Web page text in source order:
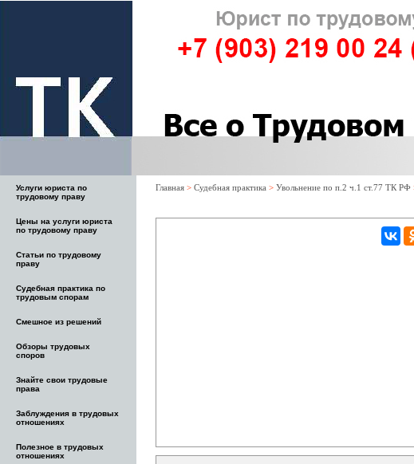
Услуги юриста по
трудовому праву
Цены на услуги юриста
по трудовому праву
Статьи по трудовому
праву
Судебная практика по
трудовым спорам
Смешное из решений
Обзоры трудовых
споров
Знайте свои трудовые
права
Заблуждения в трудовых
отношениях
Полезное в трудовых
отношениях
Главная > Судебная практика > Увольнение по п.2 ч.1 ст.77 ТК РФ